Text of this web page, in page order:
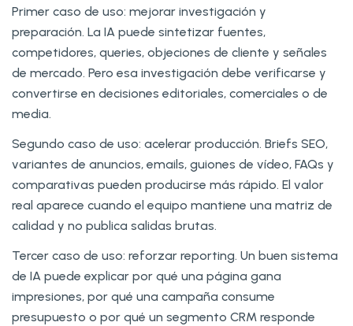
Primer caso de uso: mejorar investigación y
preparación. La IA puede sintetizar fuentes,
competidores, queries, objeciones de cliente y señales
de mercado. Pero esa investigación debe verificarse y
convertirse en decisiones editoriales, comerciales o de
media.
Segundo caso de uso: acelerar producción. Briefs SEO,
variantes de anuncios, emails, guiones de vídeo, FAQs y
comparativas pueden producirse más rápido. El valor
real aparece cuando el equipo mantiene una matriz de
calidad y no publica salidas brutas.
Tercer caso de uso: reforzar reporting. Un buen sistema
de IA puede explicar por qué una página gana
impresiones, por qué una campaña consume
presupuesto o por qué un segmento CRM responde